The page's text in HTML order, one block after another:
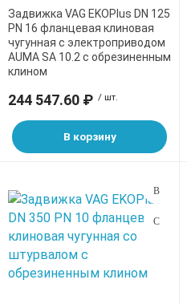
Задвижка VAG EKOPlus DN 125
PN 16 фланцевая клиновая
чугунная с электроприводом
AUMA SA 10.2 с обрезиненным
клином
244 547.60 ₽ / шт.
В корзину